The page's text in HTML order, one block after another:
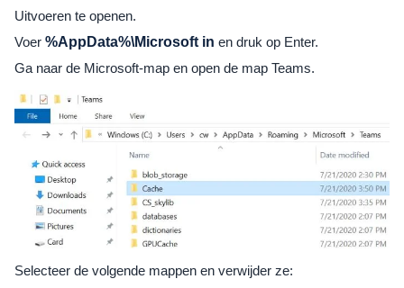
Uitvoeren te openen.
Voer %AppData%\Microsoft in en druk op Enter.
Ga naar de Microsoft-map en open de map Teams.
Selecteer de volgende mappen en verwijder ze: